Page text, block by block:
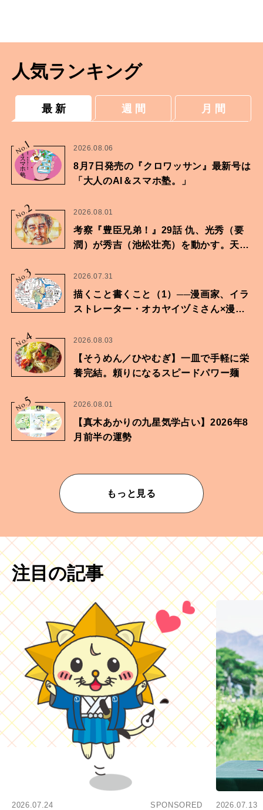
人気ランキング
最 新 週 間 月 間
No.
1 2026.08.06
8月7日発売の『クロワッサン』最新号は
「大人のAI＆スマホ塾。」
No.2 2026.08.01
考察『豊臣兄弟！』29話 仇、光秀（要
潤）が秀吉（池松壮亮）を動かす。天下
No.
3 2026.07.31
描くこと書くこと（1）──漫画家、イラ
ストレーター・オカヤイヅミさん×漫画
No.
4 2026.08.03
【そうめん／ひやむぎ】一皿で手軽に栄
養完結。頼りになるスピードパワー麺
No.
5 2026.08.01
【真木あかりの九星気学占い】2026年8
月前半の運勢
もっと見る
注目の記事
2026.07.24 SPONSORED 2026.07.13